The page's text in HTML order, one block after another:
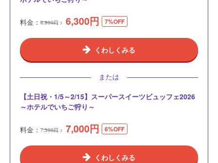
料金： 6,800円 6,300円 7%OFF
くわしくみる
または
【土日祝・1/5～2/15】スーパースイーツビュッフェ2026
～ホテルでいちご狩り～
料金： 7,500円 7,000円 6%OFF
くわしくみる